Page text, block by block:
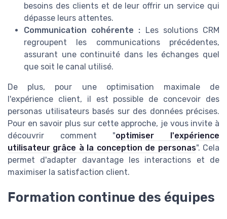
besoins des clients et de leur offrir un service qui
dépasse leurs attentes.
Communication cohérente : Les solutions CRM
regroupent les communications précédentes,
assurant une continuité dans les échanges quel
que soit le canal utilisé.
De plus, pour une optimisation maximale de
l'expérience client, il est possible de concevoir des
personas utilisateurs basés sur des données précises.
Pour en savoir plus sur cette approche, je vous invite à
découvrir comment "optimiser l'expérience
utilisateur grâce à la conception de personas". Cela
permet d'adapter davantage les interactions et de
maximiser la satisfaction client.
Formation continue des équipes